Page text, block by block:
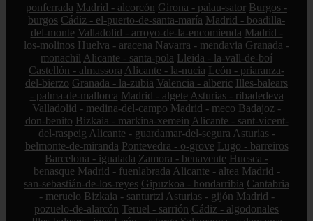
ponferrada Madrid - alcorcón Girona - palau-sator Burgos -
burgos Cádiz - el-puerto-de-santa-maría Madrid - boadilla-
del-monte Valladolid - arroyo-de-la-encomienda Madrid -
los-molinos Huelva - aracena Navarra - mendavia Granada -
monachil Alicante - santa-pola Lleida - la-vall-de-boí
Castellón - almassora Alicante - la-nucia León - priaranza-
del-bierzo Granada - la-zubia Valencia - alberic Illes-balears
- palma-de-mallorca Madrid - algete Asturias - ribadedeva
Valladolid - medina-del-campo Madrid - meco Badajoz -
don-benito Bizkaia - markina-xemein Alicante - sant-vicent-
del-raspeig Alicante - guardamar-del-segura Asturias -
belmonte-de-miranda Pontevedra - o-grove Lugo - barreiros
Barcelona - igualada Zamora - benavente Huesca -
benasque Madrid - fuenlabrada Alicante - altea Madrid -
san-sebastián-de-los-reyes Gipuzkoa - hondarribia Cantabria
- meruelo Bizkaia - santurtzi Asturias - gijón Madrid -
pozuelo-de-alarcón Teruel - sarrión Cádiz - algodonales